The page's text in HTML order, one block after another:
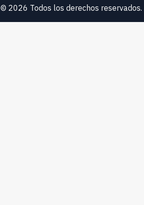
© 2026 Todos los derechos reservados.